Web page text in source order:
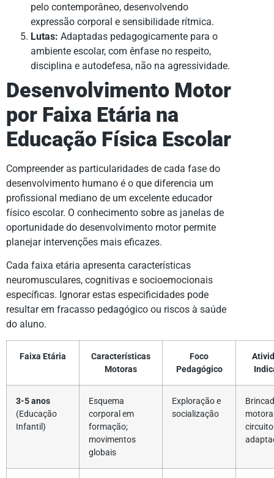
pelo contemporâneo, desenvolvendo
expressão corporal e sensibilidade rítmica.
Lutas: Adaptadas pedagogicamente para o
ambiente escolar, com ênfase no respeito,
disciplina e autodefesa, não na agressividade.
Desenvolvimento Motor
por Faixa Etária na
Educação Física Escolar
Compreender as particularidades de cada fase do
desenvolvimento humano é o que diferencia um
profissional mediano de um excelente educador
físico escolar. O conhecimento sobre as janelas de
oportunidade do desenvolvimento motor permite
planejar intervenções mais eficazes.
Cada faixa etária apresenta características
neuromusculares, cognitivas e socioemocionais
específicas. Ignorar estas especificidades pode
resultar em fracasso pedagógico ou riscos à saúde
do aluno.
Faixa Etária
Características
Motoras
Foco
Pedagógico
3-5 anos
(Educação
Infantil)
Esquema
corporal em
formação;
movimentos
globais
Exploração e
socialização